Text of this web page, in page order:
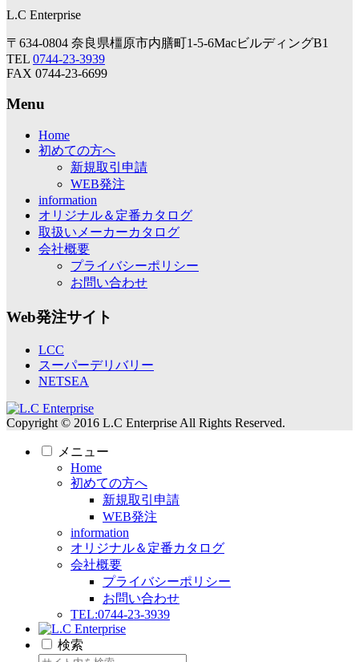
L.C Enterprise
〒634-0804 奈良県橿原市内膳町1-5-6MacビルディングB1
TEL 0744-23-3939
FAX 0744-23-6699
Menu
Home
初めての方へ
新規取引申請
WEB発注
information
オリジナル＆定番カタログ
取扱いメーカーカタログ
会社概要
プライバシーポリシー
お問い合わせ
Web発注サイト
LCC
スーパーデリバリー
NETSEA
Copyright © 2016 L.C Enterprise All Rights Reserved.
メニュー
Home
初めての方へ
新規取引申請
WEB発注
information
オリジナル＆定番カタログ
会社概要
プライバシーポリシー
お問い合わせ
TEL:0744-23-3939
検索